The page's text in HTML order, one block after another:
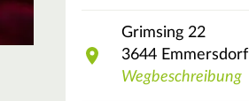
Grimsing 22
3644 Emmersdorf
Wegbeschreibung